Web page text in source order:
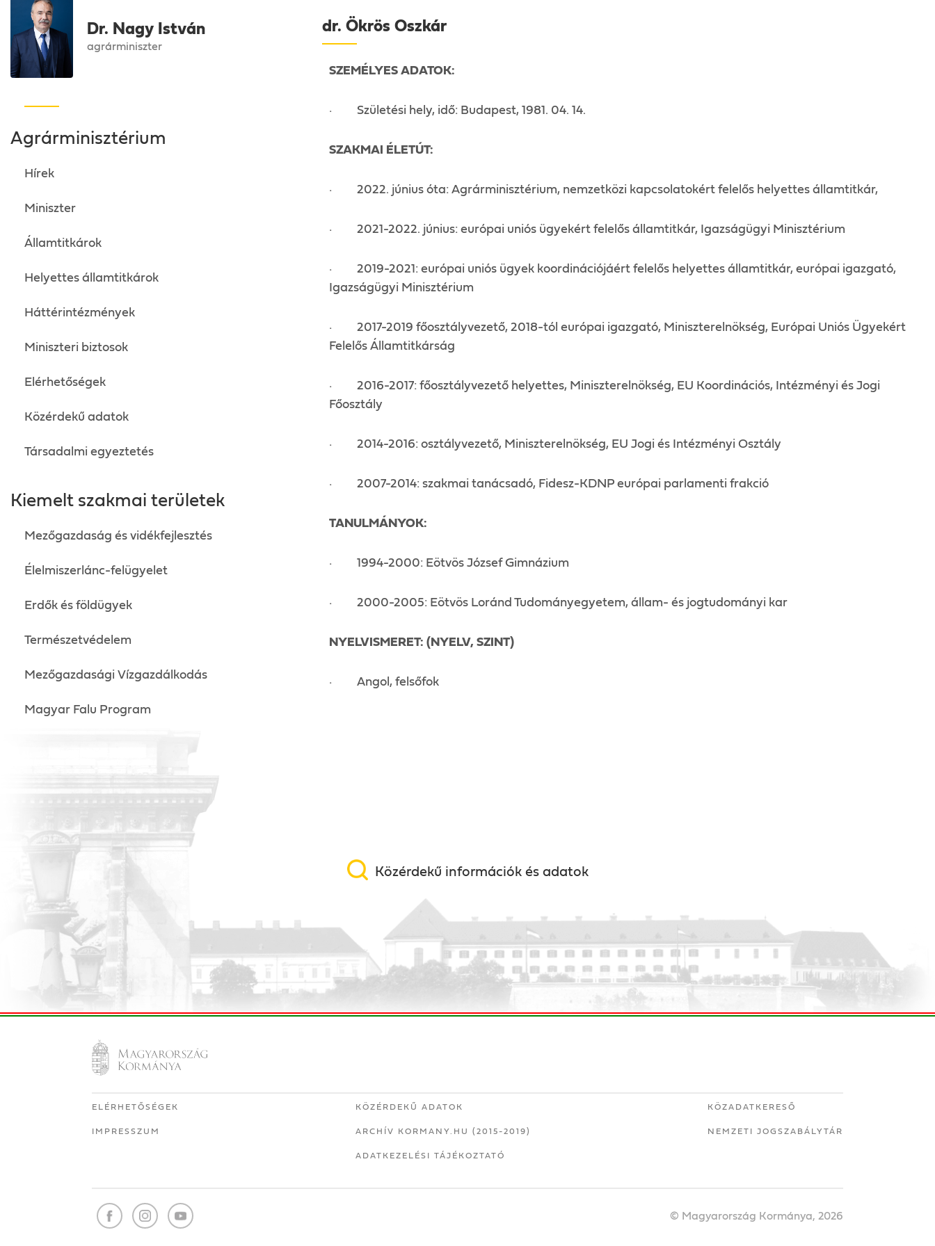
Dr. Nagy István
agrárminiszter
Agrárminisztérium
Hírek
Miniszter
Államtitkárok
Helyettes államtitkárok
Háttérintézmények
Miniszteri biztosok
Elérhetőségek
Közérdekű adatok
Társadalmi egyeztetés
Kiemelt szakmai területek
Mezőgazdaság és vidékfejlesztés
Élelmiszerlánc-felügyelet
Erdők és földügyek
Természetvédelem
Mezőgazdasági Vízgazdálkodás
Magyar Falu Program
dr. Ökrös Oszkár
SZEMÉLYES ADATOK:
· Születési hely, idő: Budapest, 1981. 04. 14.
SZAKMAI ÉLETÚT:
· 2022. június óta: Agrárminisztérium, nemzetközi kapcsolatokért felelős helyettes államtitkár,
· 2021-2022. június: európai uniós ügyekért felelős államtitkár, Igazságügyi Minisztérium
· 2019-2021: európai uniós ügyek koordinációjáért felelős helyettes államtitkár, európai igazgató,
Igazságügyi Minisztérium
· 2017-2019 főosztályvezető, 2018-tól európai igazgató, Miniszterelnökség, Európai Uniós Ügyekért
Felelős Államtitkárság
· 2016-2017: főosztályvezető helyettes, Miniszterelnökség, EU Koordinációs, Intézményi és Jogi
Főosztály
· 2014-2016: osztályvezető, Miniszterelnökség, EU Jogi és Intézményi Osztály
· 2007-2014: szakmai tanácsadó, Fidesz-KDNP európai parlamenti frakció
TANULMÁNYOK:
· 1994-2000: Eötvös József Gimnázium
· 2000-2005: Eötvös Loránd Tudományegyetem, állam- és jogtudományi kar
NYELVISMERET: (NYELV, SZINT)
· Angol, felsőfok
Közérdekű információk és adatok
ELÉRHETŐSÉGEK
IMPRESSZUM
KÖZÉRDEKŰ ADATOK
ARCHÍV KORMANY.HU (2015-2019)
ADATKEZELÉSI TÁJÉKOZTATÓ
KÖZADATKERESŐ
NEMZETI JOGSZABÁLYTÁR
© Magyarország Kormánya, 2026